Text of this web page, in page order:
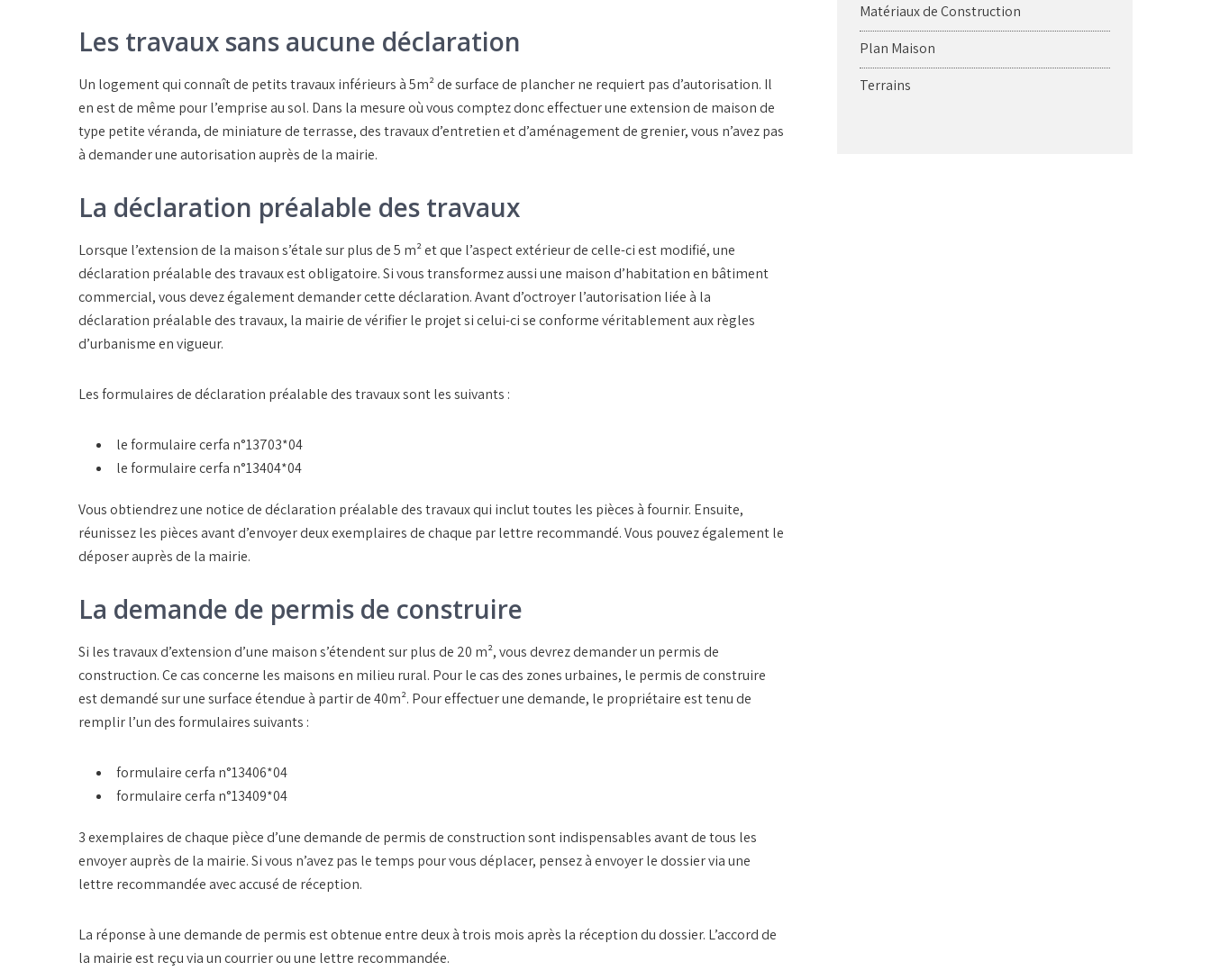
Les travaux sans aucune déclaration
Un logement qui connaît de petits travaux inférieurs à 5m² de surface de plancher ne requiert pas d’autorisation. Il
en est de même pour l’emprise au sol. Dans la mesure où vous comptez donc effectuer une extension de maison de
type petite véranda, de miniature de terrasse, des travaux d’entretien et d’aménagement de grenier, vous n’avez pas
à demander une autorisation auprès de la mairie.
La déclaration préalable des travaux
Lorsque l’extension de la maison s’étale sur plus de 5 m² et que l’aspect extérieur de celle-ci est modifié, une
déclaration préalable des travaux est obligatoire. Si vous transformez aussi une maison d’habitation en bâtiment
commercial, vous devez également demander cette déclaration. Avant d’octroyer l’autorisation liée à la
déclaration préalable des travaux, la mairie de vérifier le projet si celui-ci se conforme véritablement aux règles
d’urbanisme en vigueur.
Les formulaires de déclaration préalable des travaux sont les suivants :
le formulaire cerfa n°13703*04
le formulaire cerfa n°13404*04
Vous obtiendrez une notice de déclaration préalable des travaux qui inclut toutes les pièces à fournir. Ensuite,
réunissez les pièces avant d’envoyer deux exemplaires de chaque par lettre recommandé. Vous pouvez également le
déposer auprès de la mairie.
La demande de permis de construire
Si les travaux d’extension d’une maison s’étendent sur plus de 20 m², vous devrez demander un permis de
construction. Ce cas concerne les maisons en milieu rural. Pour le cas des zones urbaines, le permis de construire
est demandé sur une surface étendue à partir de 40m². Pour effectuer une demande, le propriétaire est tenu de
remplir l’un des formulaires suivants :
formulaire cerfa n°13406*04
formulaire cerfa n°13409*04
3 exemplaires de chaque pièce d’une demande de permis de construction sont indispensables avant de tous les
envoyer auprès de la mairie. Si vous n’avez pas le temps pour vous déplacer, pensez à envoyer le dossier via une
lettre recommandée avec accusé de réception.
La réponse à une demande de permis est obtenue entre deux à trois mois après la réception du dossier. L’accord de
la mairie est reçu via un courrier ou une lettre recommandée.
Matériaux de Construction
Plan Maison
Terrains